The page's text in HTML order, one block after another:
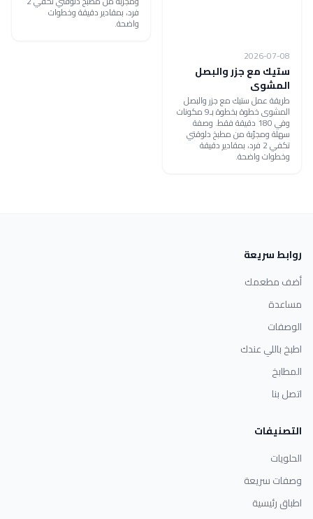
2026-07-08
ستيك مع جزر والبصل
المشوى
طريقة عمل ستيك مع جزر والبصل
المشوى خطوة بخطوة بـ9 مكونات
وفي 180 دقيقة فقط. وصفة
سهلة ومجرّبة من مطبخ دلوقتي
تكفي 2 فرد، بمقادير دقيقة
وخطوات واضحة.
فرد، بمقادير دقيقة وخطوات
واضحة.
روابط سريعة
أضف مطعمك
مساعدة
الوصفات
اطبخ باللي عندك
المطابخ
اتصل بنا
التصنيفات
الحلويات
وصفات سريعة
اطباق رئيسية